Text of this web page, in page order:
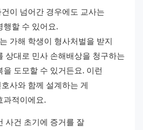
이 넘어간 경우에도 교사는
행할 수 있어요.
가해 학생이 형사처벌을 받지
상대로 민사 손해배상을 청구하는
도모할 수 있거든요. 이런
사와 함께 설계하는 게
과적이에요.
사건 초기에 증거를 잘